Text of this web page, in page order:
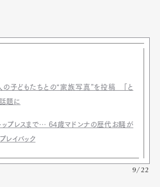
の子どもたちとの“家族写真”を投稿 「と
題に
ップレスまで… 64歳マドンナの歴代お騒が
レイバック
9/22